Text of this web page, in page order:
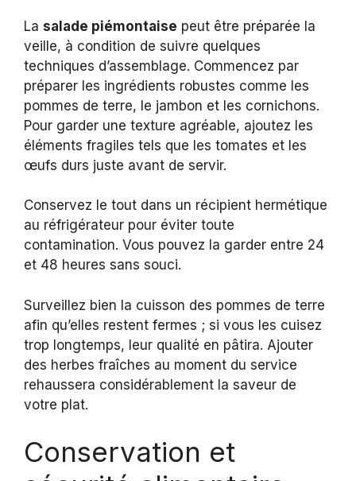
La salade piémontaise peut être préparée la
veille, à condition de suivre quelques
techniques d’assemblage. Commencez par
préparer les ingrédients robustes comme les
pommes de terre, le jambon et les cornichons.
Pour garder une texture agréable, ajoutez les
éléments fragiles tels que les tomates et les
œufs durs juste avant de servir.
Conservez le tout dans un récipient hermétique
au réfrigérateur pour éviter toute
contamination. Vous pouvez la garder entre 24
et 48 heures sans souci.
Surveillez bien la cuisson des pommes de terre
afin qu’elles restent fermes ; si vous les cuisez
trop longtemps, leur qualité en pâtira. Ajouter
des herbes fraîches au moment du service
rehaussera considérablement la saveur de
votre plat.
Conservation et